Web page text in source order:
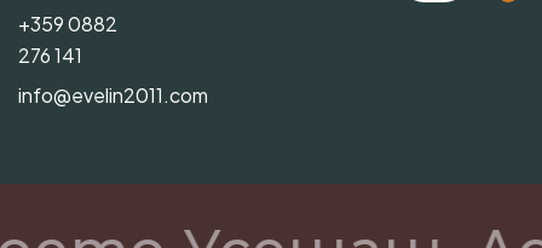
+359 0882
276 141
info@evelin2011.com